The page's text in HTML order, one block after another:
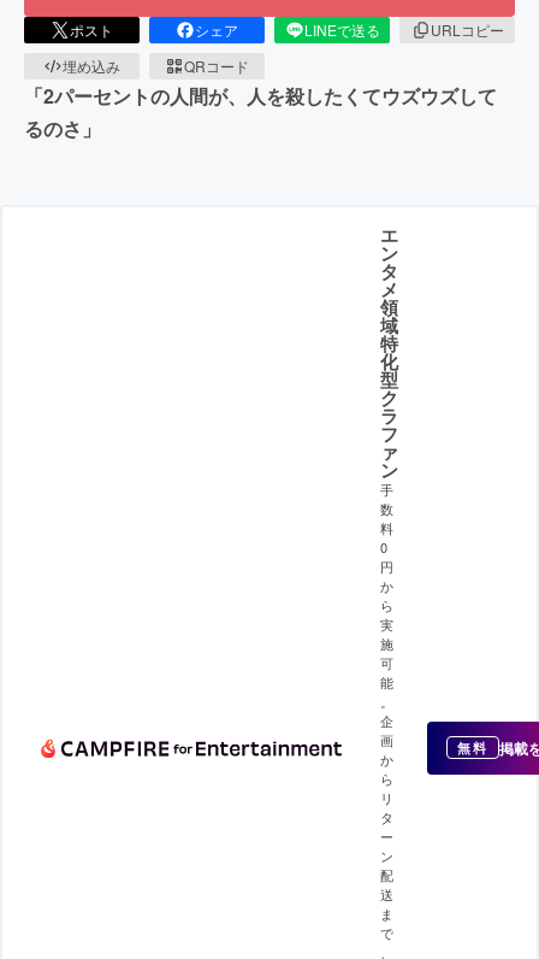
ポスト シェア LINEで送る
URLコピー
埋め込み
QRコード
「2パーセントの人間が、人を殺したくてウズウズして
るのさ」
エ
ン
タ
メ
領
域
特
化
型
ク
ラ
フ
ァ
ン
手
数
料
0
円
か
ら
実
施
可
能
企
画
か
ら
リ
タ
ー
ン
配
送
ま
で
無料 掲載